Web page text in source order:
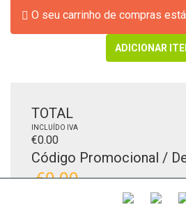
Error:
O seu carrinho de compras
ADICIONAR
TOTAL
INCLUÍDO IVA
€0.00
Código Promocional /
-€0.00
Gastos de Envio